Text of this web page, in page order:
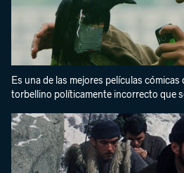
Es una de las mejores películas
torbellino políticamente incorrecto que